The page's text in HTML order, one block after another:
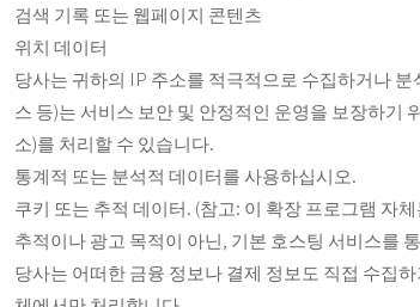
검색 기록 또는 웹페이지 콘텐츠
위치 데이터
당사는 귀하의 IP 주소를 적극적으로 수집하거나
스 등)는 서비스 보안 및 안정적인 운영을 보장하기
소)를 처리할 수 있습니다.
통계적 또는 분석적 데이터를 사용하십시오.
쿠키 또는 추적 데이터. (참고: 이 확장 프로그램 자
추적이나 광고 목적이 아닌, 기본 호스팅 서비스를
당사는 어떠한 금융 정보나 결제 정보도 직접 수집